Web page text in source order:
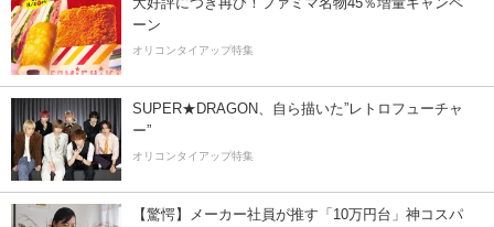
ーン
オリコンタイアップ特集
SUPER★DRAGON、自ら描いた”レトロフューチャ
ー”
オリコンタイアップ特集
【驚愕】メーカー社員が推す「10万円台」神コスパ